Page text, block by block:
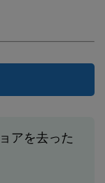
アを去った